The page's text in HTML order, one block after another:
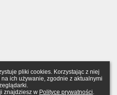
pliki cookies. Korzystając z niej
ich używanie, zgodnie z aktualnymi
znajdziesz w Polityce prywatności.